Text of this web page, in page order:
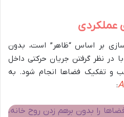
بر اساس “ظاهر” است، بدون
در نظر گرفتن جریان حرکتی داخل
و تفکیک فضاها انجام شود. به
:
را بدون برهم زدن روح خانه،